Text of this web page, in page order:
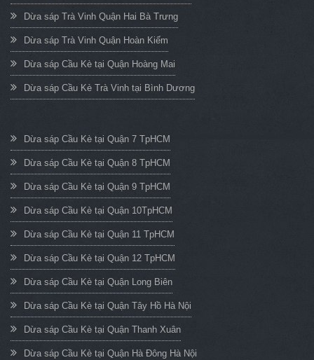
Dừa sáp Trà Vinh Quận Hai Bà Trưng
Dừa sáp Trà Vinh Quận Hoàn Kiếm
Dừa sáp Cầu Kè tại Quận Hoàng Mai
Dừa sáp Cầu Kè Trà Vinh tại Bình Dương
Dừa sáp Cầu Kè tại Quận 7 TpHCM
Dừa sáp Cầu Kè tại Quận 8 TpHCM
Dừa sáp Cầu Kè tại Quận 9 TpHCM
Dừa sáp Cầu Kè tại Quận 10TpHCM
Dừa sáp Cầu Kè tại Quận 11 TpHCM
Dừa sáp Cầu Kè tại Quận 12 TpHCM
Dừa sáp Cầu Kè tại Quận Long Biên
Dừa sáp Cầu Kè tại Quận Tây Hồ Hà Nội
Dừa sáp Cầu Kè tại Quận Thanh Xuân
Dừa sáp Cầu Kè tại Quận Hà Đông Hà Nội